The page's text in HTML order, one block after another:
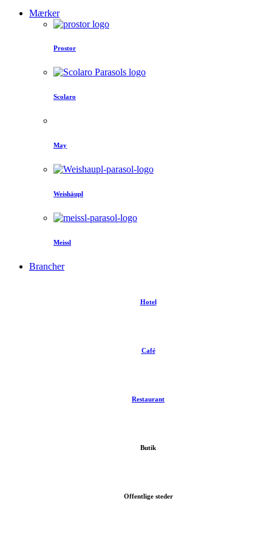
Mærker
Prostor
Scolaro
May
Weishäupl
Meissl
Brancher
Hotel
Café
Restaurant
Butik
Offentlige steder